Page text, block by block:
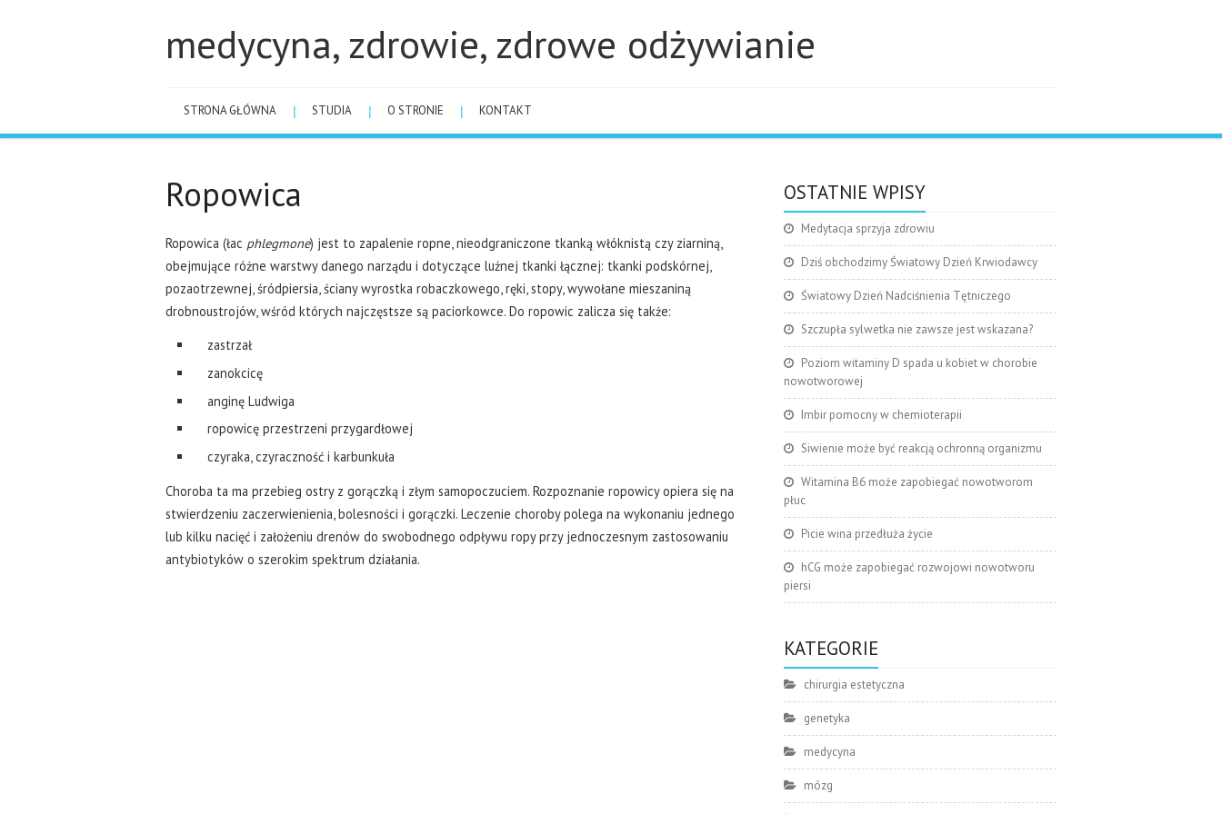
medycyna, zdrowie, zdrowe odżywianie
STRONA GŁÓWNA STUDIA O STRONIE KONTAKT
Ropowica
Ropowica (łac phlegmone) jest to zapalenie ropne, nieodgraniczone tkanką włóknistą czy ziarniną,
obejmujące różne warstwy danego narządu i dotyczące luźnej tkanki łącznej: tkanki podskórnej,
pozaotrzewnej, śródpiersia, ściany wyrostka robaczkowego, ręki, stopy, wywołane mieszaniną
drobnoustrojów, wśród których najczęstsze są paciorkowce. Do ropowic zalicza się także:
zastrzał
zanokcicę
anginę Ludwiga
ropowicę przestrzeni przygardłowej
czyraka, czyraczność i karbunkuła
Choroba ta ma przebieg ostry z gorączką i złym samopoczuciem. Rozpoznanie ropowicy opiera się na
stwierdzeniu zaczerwienienia, bolesności i gorączki. Leczenie choroby polega na wykonaniu jednego
lub kilku nacięć i założeniu drenów do swobodnego odpływu ropy przy jednoczesnym zastosowaniu
antybiotyków o szerokim spektrum działania.
OSTATNIE WPISY
Medytacja sprzyja zdrowiu
Dziś obchodzimy Światowy Dzień Krwiodawcy
Światowy Dzień Nadciśnienia Tętniczego
Szczupła sylwetka nie zawsze jest wskazana?
Poziom witaminy D spada u kobiet w chorobie
nowotworowej
Imbir pomocny w chemioterapii
Siwienie może być reakcją ochronną organizmu
Witamina B6 może zapobiegać nowotworom
płuc
Picie wina przedłuża życie
hCG może zapobiegać rozwojowi nowotworu
piersi
KATEGORIE
chirurgia estetyczna
genetyka
medycyna
mózg